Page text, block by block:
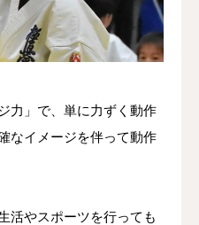
力」で、単に力ずく動作
なイメージを伴って動作
活やスポーツを行っても